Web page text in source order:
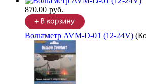
870.00 руб.
Вольтметр AVM-D-01 (12-24V)